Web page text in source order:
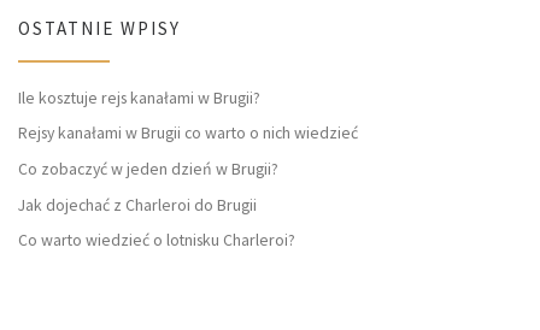
OSTATNIE WPISY
Ile kosztuje rejs kanałami w Brugii?
Rejsy kanałami w Brugii co warto o nich wiedzieć
Co zobaczyć w jeden dzień w Brugii?
Jak dojechać z Charleroi do Brugii
Co warto wiedzieć o lotnisku Charleroi?